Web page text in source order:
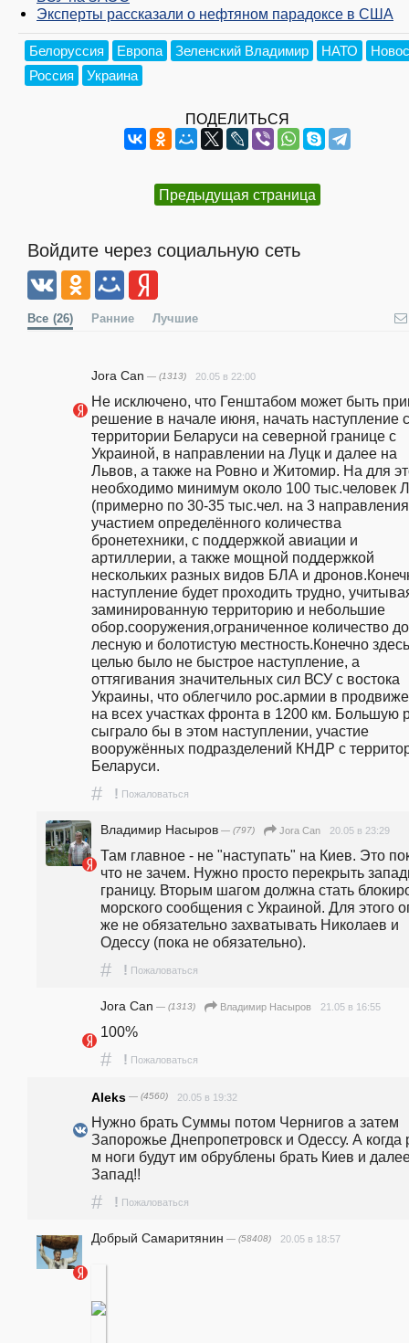
Эксперты рассказали о нефтяном парадоксе в США
Белоруссия Европа Зеленский Владимир НАТО
Россия
Украина
ПОДЕЛИТЬСЯ
Предыдущая страница
Войдите через социальную сеть
Все (26) Ранние Лучшие
Jora Can — (1313) 20.05 в 22:00
Не исключено, что Генштабом может быть
решение в начале июня, начать наступление с
территории Беларуси на северной границе с
Украиной, в направлении на Луцк и далее на
Львов, а также на Ровно и Житомир. На для
необходимо минимум около 100 тыс.человек
(примерно по 30-35 тыс.чел. на 3
участием определённого количества
бронетехники, с поддержкой авиации и
артиллерии, а также мощной поддержкой
нескольких разных видов БЛА и
наступление будет проходить трудно,
заминированную территорию и небольшие
обор.сооружения,ограниченное количество
лесную и болотистую местность.Конечно здесь
целью было не быстрое наступление, а
оттягивания значительных сил ВСУ с востока
Украины, что облегчило рос.армии в
на всех участках фронта в 1200 км. Большую
сыграло бы в этом наступлении, участие
вооружённых подразделений КНДР с
Беларуси.
# ! Пожаловаться
Владимир Насыров — (797) Jora Can 20.05 в 23:29
Там главное - не "наступать" на Киев. Это
что не зачем. Нужно просто перекрыть
границу. Вторым шагом должна стать
морского сообщения с Украиной. Для этого
же не обязательно захватывать Николаев и
Одессу (пока не обязательно).
# ! Пожаловаться
Jora Can — (1313) Владимир Насыров 21.05 в 16:55
100%
# ! Пожаловаться
Aleks — (4560) 20.05 в 19:32
Нужно брать Суммы потом Чернигов а затем
Запорожье Днепропетровск и Одессу. А когда
м ноги будут им обрублены брать Киев и
Запад!!
# ! Пожаловаться
Добрый Самаритянин — (58408) 20.05 в 18:57